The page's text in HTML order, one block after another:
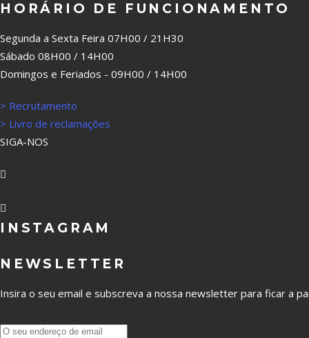
HORÁRIO DE FUNCIONAMENTO
Segunda a Sexta Feira 07H00 / 21H30
Sábado 08H00 / 14H00
Domingos e Feriados - 09H00 / 14H00
> Recrutamento
> Livro de reclamações
SIGA-NOS
INSTAGRAM
NEWSLETTER
Insira o seu email e subscreva a nossa newsletter para ficar a